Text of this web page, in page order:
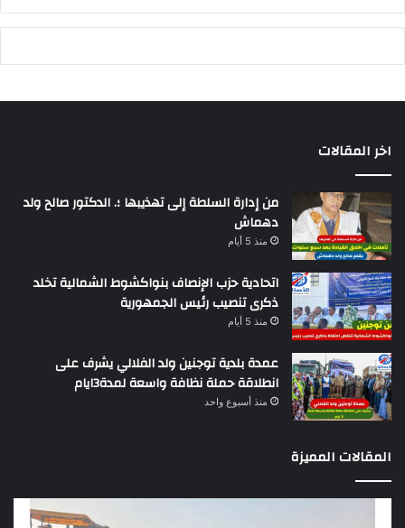
اخر المقالات
من إدارة السلطة إلى تهذيبها ؛. الدكتور صالح ولد
دهماش
منذ 5 أيام
اتحادية حزب الإنصاف بنواكشوط الشمالية تخلد
ذكرى تنصيب رئيس الجمهورية
منذ 5 أيام
عمدة بلدية توجنين ولد الفلالي يشرف على
انطلاقة حملة نظافة واسعة لمدة3ايام
منذ أسبوع واحد
المقالات المميزة